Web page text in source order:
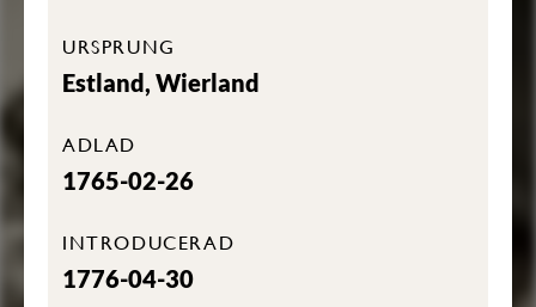
URSPRUNG
Estland, Wierland
ADLAD
1765-02-26
INTRODUCERAD
1776-04-30